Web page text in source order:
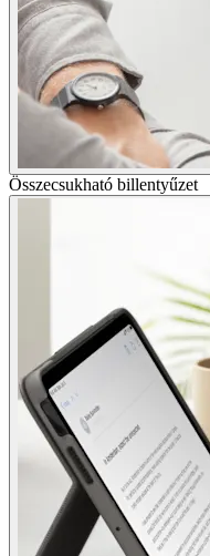
Összecsukható billentyűzet